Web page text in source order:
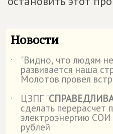
Новости
˙ "Видно, что людям
развивается наша
Молотов провел
˙
ЦЗПГ "
сделать перерасчет
электроэнергию СОИ
рублей